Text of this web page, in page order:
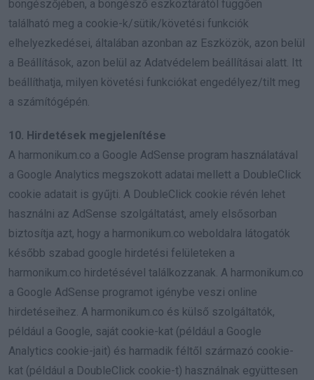
böngészőjében, a böngésző eszköztárától függően
található meg a cookie-k/sütik/követési funkciók
elhelyezkedései, általában azonban az Eszközök, azon belül
a Beállítások, azon belül az Adatvédelem beállításai alatt. Itt
beállíthatja, milyen követési funkciókat engedélyez/tilt meg
a számítógépén.
10. Hirdetések megjelenítése
A harmonikum.co a Google AdSense program használatával
a Google Analytics megszokott adatai mellett a DoubleClick
cookie adatait is gyűjti. A DoubleClick cookie révén lehet
használni az AdSense szolgáltatást, amely elsősorban
biztosítja azt, hogy a harmonikum.co weboldalra látogatók
később szabad google hirdetési felületeken a
harmonikum.co hirdetésével találkozzanak. A harmonikum.co
a Google AdSense programot igénybe veszi online
hirdetéseihez. A harmonikum.co és külső szolgáltatók,
például a Google, saját cookie-kat (például a Google
Analytics cookie-jait) és harmadik féltől származó cookie-
kat (például a DoubleClick cookie-t) használnak együttesen